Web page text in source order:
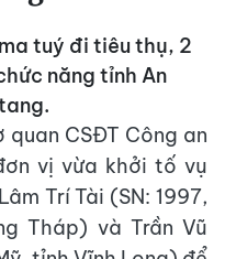
tuý đi tiêu thụ, 2
năng tỉnh An
CSĐT Công an
vị vừa khởi tố vụ
Trí Tài (SN: 1997,
Tháp) và Trần Vũ